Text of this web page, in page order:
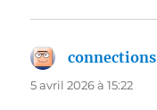
5 avril 2026 à 15:22